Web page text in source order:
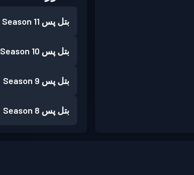
بتل پس Season 11
بتل پس Season 10
بتل پس Season 9
بتل پس Season 8